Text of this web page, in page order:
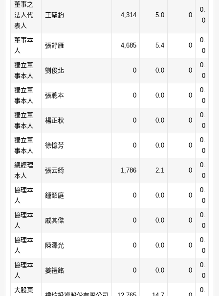
董事之
法人代
表人
王聖鈞 4,314 5.0 0
0.
0
董事本
人
張舒雁 4,685 5.4 0
0.
0
獨立董
事本人
劉俊北 0 0.0 0
0.
0
獨立董
事本人
張聰本 0 0.0 0
0.
0
獨立董
事本人
楊正秋 0 0.0 0
0.
0
獨立董
事本人
徐憶芳 0 0.0 0
0.
0
總經理
本人
張云綺 1,786 2.1 0
0.
0
協理本
人
鍾韶庭 0 0.0 0
0.
0
協理本
人
戚其傑 0 0.0 0
0.
0
協理本
人
陳澤光 0 0.0 0
0.
0
協理本
人
姜禮銘 0 0.0 0
0.
0
大股東
0.